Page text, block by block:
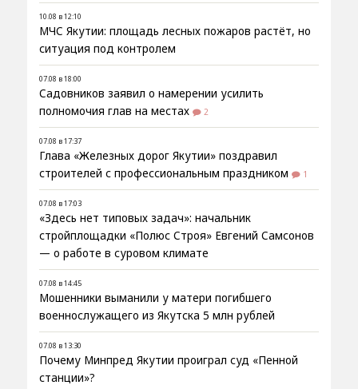
10.08 в 12:10
МЧС Якутии: площадь лесных пожаров растёт, но
ситуация под контролем
07.08 в 18:00
Садовников заявил о намерении усилить
полномочия глав на местах
2
07.08 в 17:37
Глава «Железных дорог Якутии» поздравил
строителей с профессиональным праздником
1
07.08 в 17:03
«Здесь нет типовых задач»: начальник
стройплощадки «Полюс Строя» Евгений Самсонов
— о работе в суровом климате
07.08 в 14:45
Мошенники выманили у матери погибшего
военнослужащего из Якутска 5 млн рублей
07.08 в 13:30
Почему Минпред Якутии проиграл суд «Пенной
станции»?